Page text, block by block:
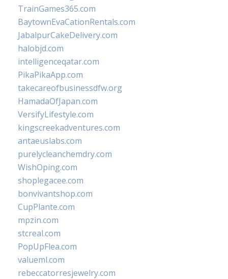
TrainGames365.com
BaytownEvaCationRentals.com
JabalpurCakeDelivery.com
halobjd.com
intelligenceqatar.com
PikaPikaApp.com
takecareofbusinessdfw.org
HamadaOfJapan.com
VersifyLifestyle.com
kingscreekadventures.com
antaeuslabs.com
purelycleanchemdry.com
WishOping.com
shoplegacee.com
bonvivantshop.com
CupPlante.com
mpzin.com
stcreal.com
PopUpFlea.com
valueml.com
rebeccatorresjewelry.com